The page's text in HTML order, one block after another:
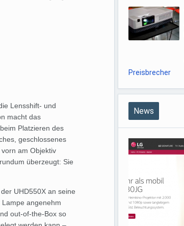
Lensshift- und
macht das
Platzieren des
geschlossenes
am Objektiv
überzeugt: Sie
UHD550X an seine
angenehm
out-of-the-Box so
Preisbrecher
News